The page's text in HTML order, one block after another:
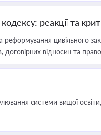
реакції та
цивільного
відносин та
системи вищої освіти,